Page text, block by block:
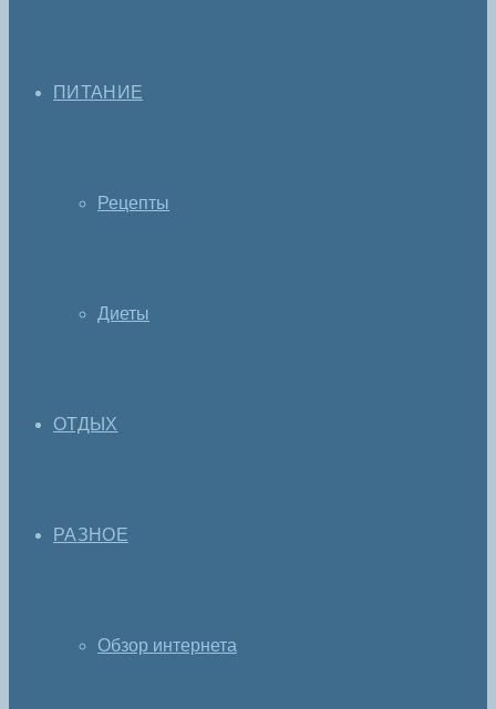
ПИТАНИЕ
Рецепты
Диеты
ОТДЫХ
РАЗНОЕ
Обзор интернета